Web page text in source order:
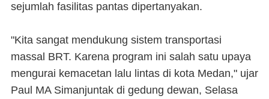
sejumlah fasilitas pantas dipertanyakan.
"Kita sangat mendukung sistem transportasi
massal BRT. Karena program ini salah satu upaya
mengurai kemacetan lalu lintas di kota Medan," ujar
Paul MA Simanjuntak di gedung dewan, Selasa